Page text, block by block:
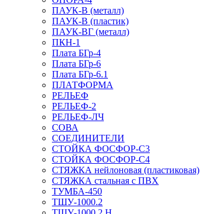
ПАУК-В (металл)
ПАУК-В (пластик)
ПАУК-ВГ (металл)
ПКН-1
Плата БГр-4
Плата БГр-6
Плата БГр-6.1
ПЛАТФОРМА
РЕЛЬЕФ
РЕЛЬЕФ-2
РЕЛЬЕФ-ЛЧ
СОВА
СОЕДИНИТЕЛИ
СТОЙКА ФОСФОР-С3
СТОЙКА ФОСФОР-С4
СТЯЖКА нейлоновая (пластиковая)
СТЯЖКА стальная с ПВХ
ТУМБА-450
ТШУ-1000.2